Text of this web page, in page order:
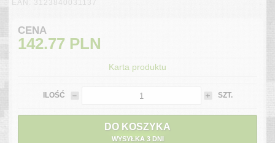
EAN: 3123840031137
CENA
142.77 PLN
Karta produktu
ILOŚĆ SZT.
DO KOSZYKA
WYSYŁKA 3 DNI